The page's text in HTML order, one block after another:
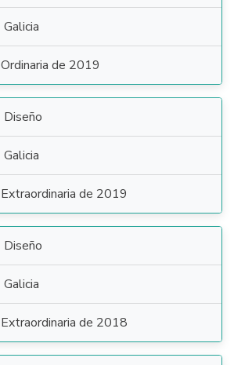
Galicia
Ordinaria de 2019
Diseño
Galicia
Extraordinaria de 2019
Diseño
Galicia
Extraordinaria de 2018